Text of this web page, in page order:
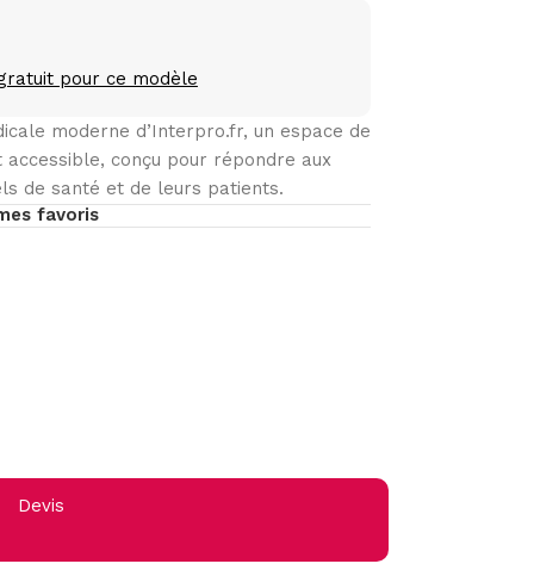
pour ce modèle
moderne d’Interpro.fr, un espace de
conçu pour répondre aux
de santé et de leurs patients.
favoris
Devis